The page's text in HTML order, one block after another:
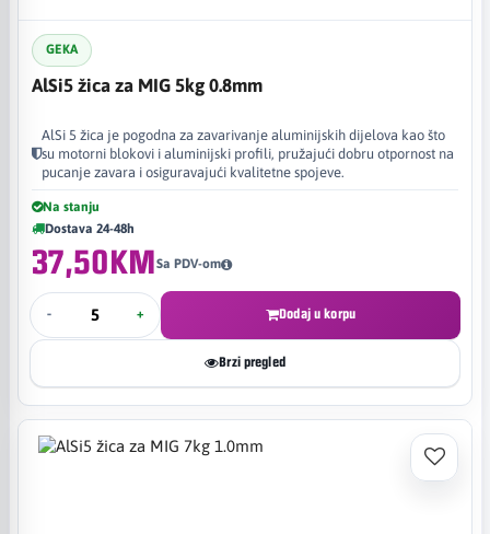
GEKA
AlSi5 žica za MIG 5kg 0.8mm
AlSi 5 žica je pogodna za zavarivanje aluminijskih dijelova kao što
su motorni blokovi i aluminijski profili, pružajući dobru otpornost na
pucanje zavara i osiguravajući kvalitetne spojeve.
Na stanju
Dostava 24-48h
37,50KMSa PDV-om
- + Dodaj u korpu
Brzi pregled